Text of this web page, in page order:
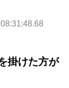
掛けた方が